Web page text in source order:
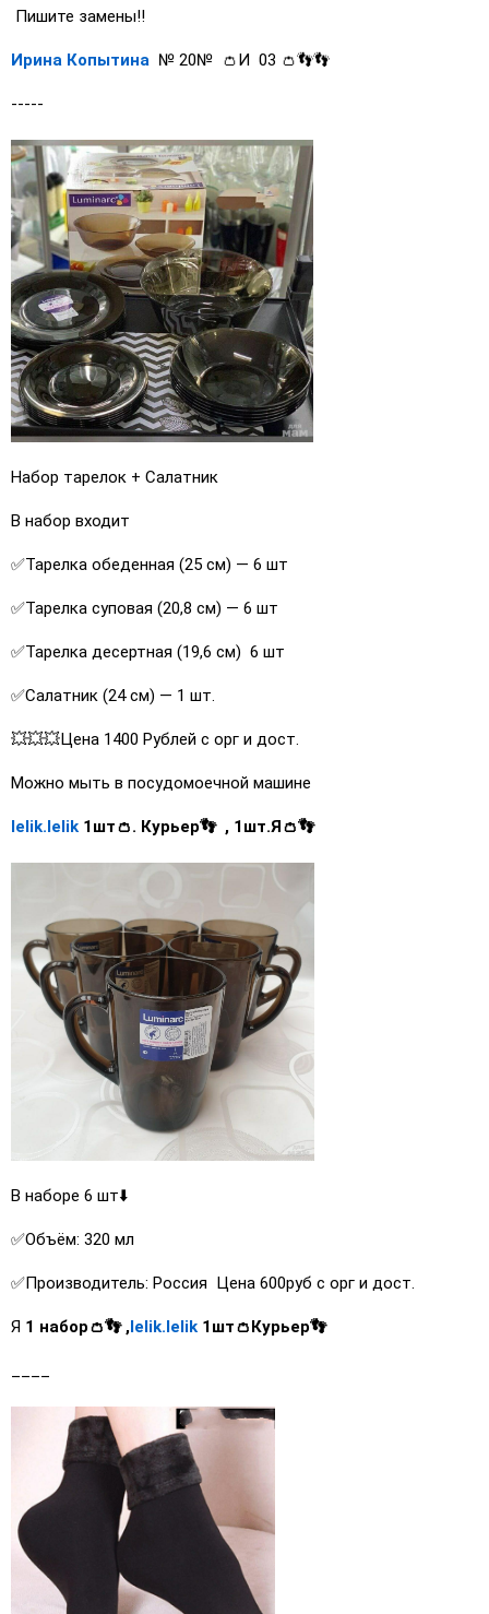
Пишите замены!!
Ирина Копытина № 20№ 👛И 03 👛👣👣
-----
Набор тарелок + Салатник
В набор входит
✅Тарелка обеденная (25 см) — 6 шт
✅Тарелка суповая (20,8 см) — 6 шт
✅Тарелка десертная (19,6 см) 6 шт
✅Салатник (24 см) — 1 шт.
💥💥💥Цена 1400 Рублей с орг и дост.
Можно мыть в посудомоечной машине
lelik.lelik 1шт👛. Курьер👣 , 1шт.Я👛👣
️В наборе 6 шт⬇️
✅Объём: 320 мл
✅Производитель: Россия Цена 600руб с орг и дост.
Я 1 набор👛👣 ,lelik.lelik 1шт👛Курьер👣